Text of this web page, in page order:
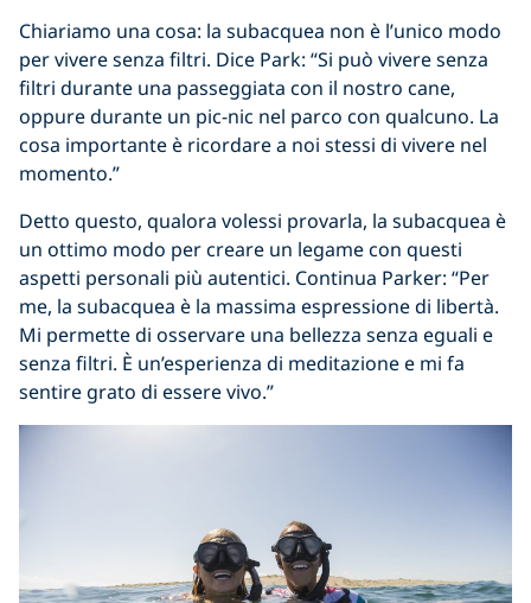
Chiariamo una cosa: la subacquea non è l’unico modo
per vivere senza filtri. Dice Park: “Si può vivere senza
filtri durante una passeggiata con il nostro cane,
oppure durante un pic-nic nel parco con qualcuno. La
cosa importante è ricordare a noi stessi di vivere nel
momento.”
Detto questo, qualora volessi provarla, la subacquea è
un ottimo modo per creare un legame con questi
aspetti personali più autentici. Continua Parker: “Per
me, la subacquea è la massima espressione di libertà.
Mi permette di osservare una bellezza senza eguali e
senza filtri. È un’esperienza di meditazione e mi fa
sentire grato di essere vivo.”